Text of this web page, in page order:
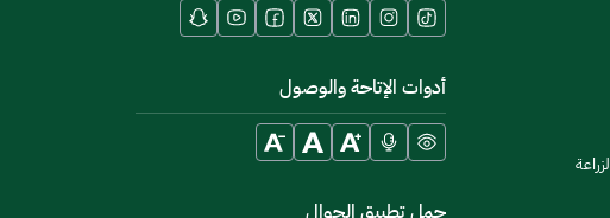
أدوات الإتاحة والوصول